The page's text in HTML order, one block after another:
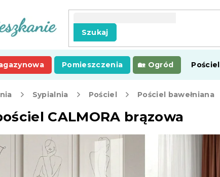
Szukaj
Pomieszczenia Ogród Pościel
Sypialnia Pościel Pościel bawełniana
CALMORA brązowa